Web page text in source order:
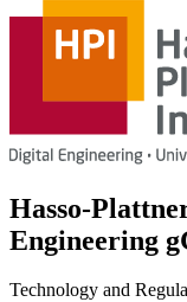
Hasso-
Engineering
Technology and